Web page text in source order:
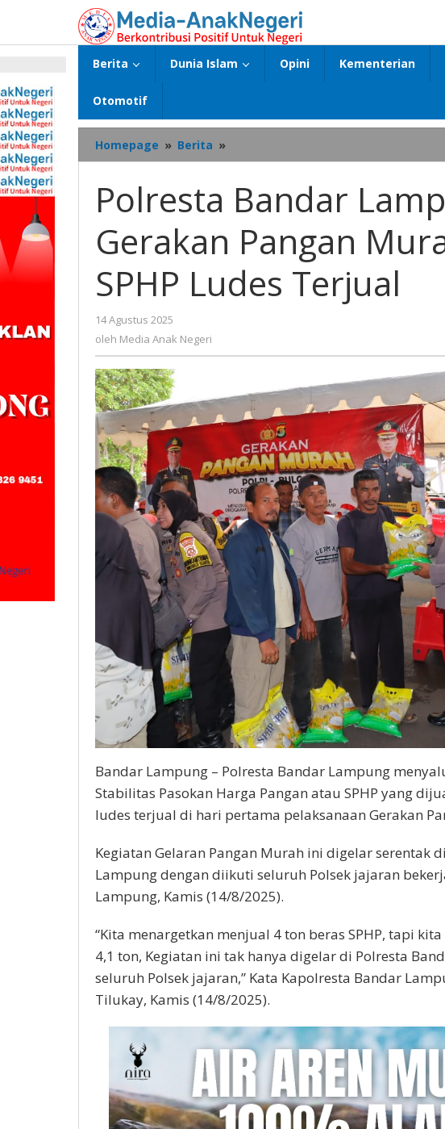
konten
Berita Dunia Islam Opini Kementerian
Otomotif
Homepage » Berita »
Bandar
Gelar
Gerakan
Pangan
Murah,
Ton
Beras
Polresta Bandar
Gerakan Pangan
SPHP Ludes Terjual
14 Agustus 2025
Media
Anak
oleh Media Anak Negeri
Bandar Lampung – Polresta Bandar Lampung
Stabilitas Pasokan Harga Pangan atau SPHP yang
ludes terjual di hari pertama pelaksanaan Gerakan
Kegiatan Gelaran Pangan Murah ini digelar serentak
Lampung dengan diikuti seluruh Polsek jajaran
Lampung, Kamis (14/8/2025).
“Kita menargetkan menjual 4 ton beras SPHP, tapi
4,1 ton, Kegiatan ini tak hanya digelar di Polresta
seluruh Polsek jajaran,” Kata Kapolresta Bandar
Tilukay, Kamis (14/8/2025).